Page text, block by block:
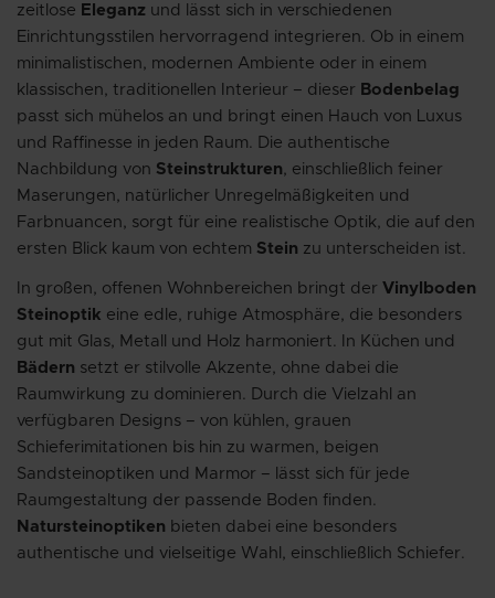
zeitlose Eleganz und lässt sich in verschiedenen
Einrichtungsstilen hervorragend integrieren. Ob in einem
minimalistischen, modernen Ambiente oder in einem
klassischen, traditionellen Interieur – dieser Bodenbelag
passt sich mühelos an und bringt einen Hauch von Luxus
und Raffinesse in jeden Raum. Die authentische
Nachbildung von Steinstrukturen , einschließlich feiner
Maserungen, natürlicher Unregelmäßigkeiten und
Farbnuancen, sorgt für eine realistische Optik, die auf den
ersten Blick kaum von echtem Stein zu unterscheiden ist.
In großen, offenen Wohnbereichen bringt der Vinylboden
Steinoptik eine edle, ruhige Atmosphäre, die besonders
gut mit Glas, Metall und Holz harmoniert. In Küchen und
Bädern setzt er stilvolle Akzente, ohne dabei die
Raumwirkung zu dominieren. Durch die Vielzahl an
verfügbaren Designs – von kühlen, grauen
Schieferimitationen bis hin zu warmen, beigen
Sandsteinoptiken und Marmor – lässt sich für jede
Raumgestaltung der passende Boden finden.
Natursteinoptiken bieten dabei eine besonders
authentische und vielseitige Wahl, einschließlich Schiefer.